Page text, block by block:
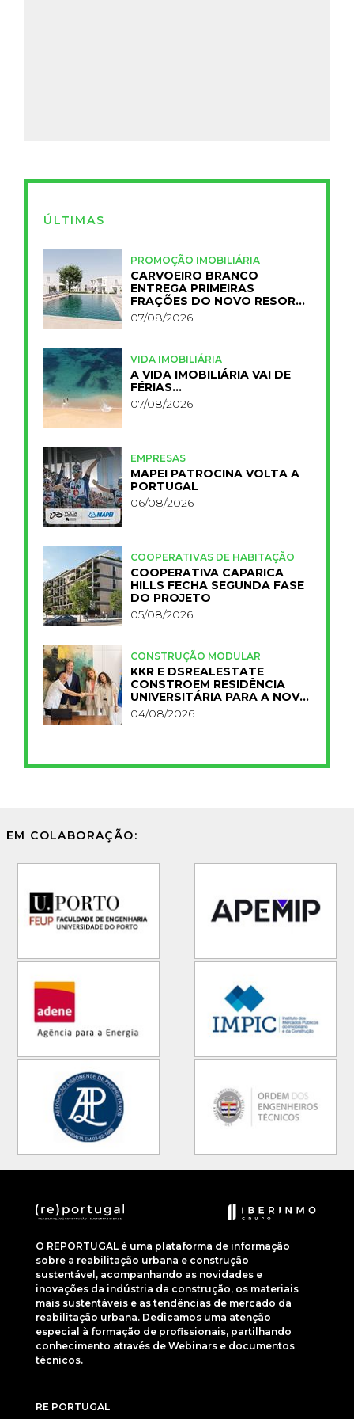
ÚLTIMAS
PROMOÇÃO IMOBILIÁRIA
CARVOEIRO BRANCO
ENTREGA PRIMEIRAS
FRAÇÕES DO NOVO RESORT
PRIMELIFE
07/08/2026
VIDA IMOBILIÁRIA
A VIDA IMOBILIÁRIA VAI DE
FÉRIAS…
07/08/2026
EMPRESAS
MAPEI PATROCINA VOLTA A
PORTUGAL
06/08/2026
COOPERATIVAS DE HABITAÇÃO
COOPERATIVA CAPARICA
HILLS FECHA SEGUNDA FASE
DO PROJETO
05/08/2026
CONSTRUÇÃO MODULAR
KKR E DSREALESTATE
CONSTROEM RESIDÊNCIA
UNIVERSITÁRIA PARA A NOVA
FCT
04/08/2026
EM COLABORAÇÃO:
O REPORTUGAL é uma plataforma de informação
sobre a reabilitação urbana e construção
sustentável, acompanhando as novidades e
inovações da indústria da construção, os materiais
mais sustentáveis e as tendências de mercado da
reabilitação urbana. Dedicamos uma atenção
especial à formação de profissionais, partilhando
conhecimento através de Webinars e documentos
técnicos.
RE PORTUGAL